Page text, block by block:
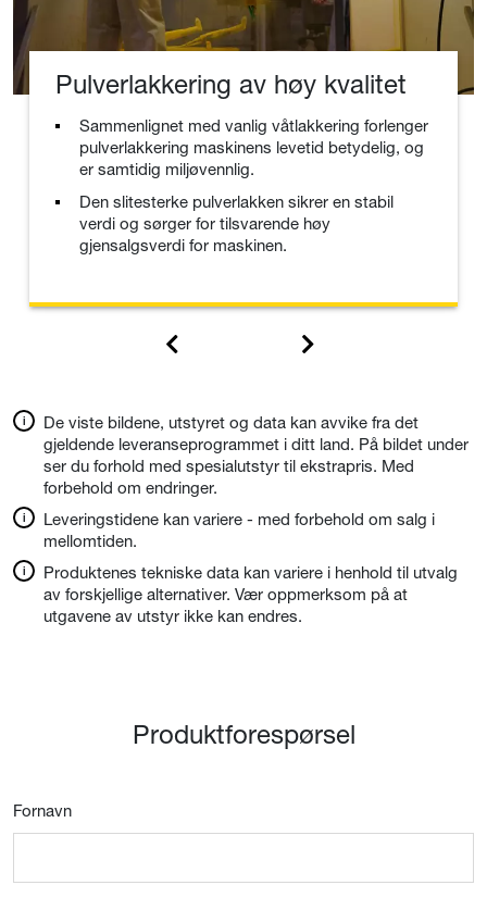
Pulverlakkering av høy kvalitet
Sammenlignet med vanlig våtlakkering forlenger
pulverlakkering maskinens levetid betydelig, og
er samtidig miljøvennlig.
Den slitesterke pulverlakken sikrer en stabil
verdi og sørger for tilsvarende høy
gjensalgsverdi for maskinen.
De viste bildene, utstyret og data kan avvike fra det
gjeldende leveranseprogrammet i ditt land. På bildet under
ser du forhold med spesialutstyr til ekstrapris. Med
forbehold om endringer.
Leveringstidene kan variere - med forbehold om salg i
mellomtiden.
Produktenes tekniske data kan variere i henhold til utvalg
av forskjellige alternativer. Vær oppmerksom på at
utgavene av utstyr ikke kan endres.
Produktforespørsel
Fornavn